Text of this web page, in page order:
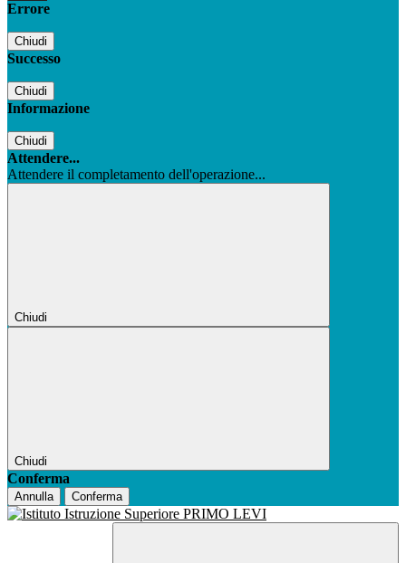
Errore
Chiudi
Successo
Chiudi
Informazione
Chiudi
Attendere...
Attendere il completamento dell'operazione...
Chiudi
Chiudi
Conferma
Annulla Conferma